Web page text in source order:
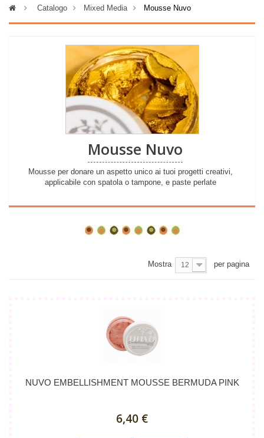
> Catalogo > Mixed Media > Mousse Nuvo
Mousse Nuvo
Mousse per donare un aspetto unico ai tuoi progetti creativi,
applicabile con spatola o tampone, e paste perlate
Mostra 12 per pagina
NUVO EMBELLISHMENT MOUSSE BERMUDA PINK
6,40 €